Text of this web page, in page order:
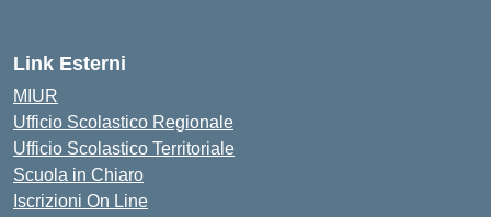
Link Esterni
MIUR
Ufficio Scolastico Regionale
Ufficio Scolastico Territoriale
Scuola in Chiaro
Iscrizioni On Line